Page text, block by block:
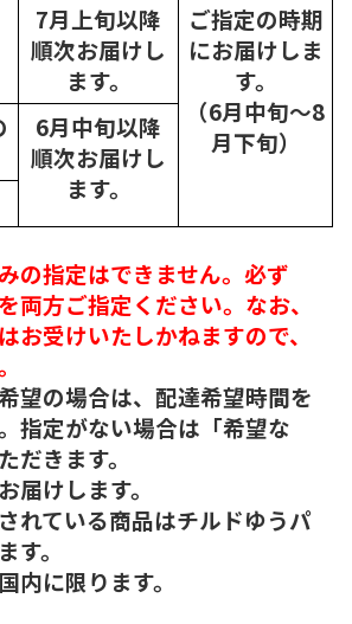
7月上旬以降
順次お届けし
ます。
ご指定の時期
にお届けしま
す。
（6月中旬～8
月下旬）
6月中旬以降
順次お届けし
ます。
の指定はできません。必ず
両方ご指定ください。なお、
お受けいたしかねますので、
望の場合は、配達希望時間を
指定がない場合は「希望な
だきます。
けします。
れている商品はチルドゆうパ
す。
に限ります。